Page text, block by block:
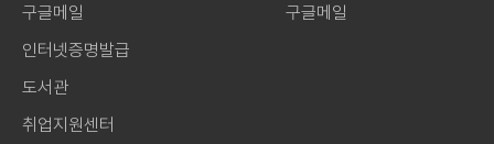
구글메일
인터넷증명발급
도서관
취업지원센터
구글메일